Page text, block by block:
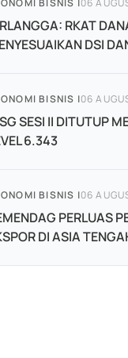
BISNIS |06
RKAT
DSI
BISNIS |06
SESI II DITUTUP
6.343
BISNIS |06
PERLUAS
DI ASIA